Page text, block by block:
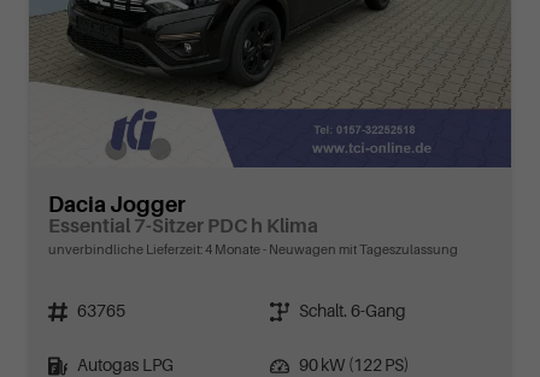
Dacia Jogger
Essential 7-Sitzer PDC h Klima
unverbindliche Lieferzeit:4 Monate Neuwagen mit Tageszulassung
Fahrzeugnr.
63765
Getriebe
Schalt. 6-Gang
Autogas LPG 90 kW (122 PS)